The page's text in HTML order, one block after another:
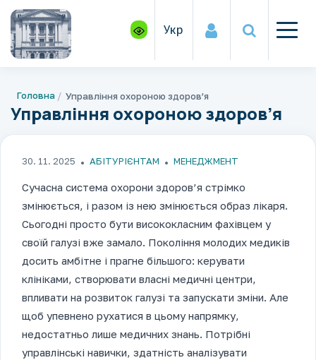
Укр
Головна Управління охороною здоров’я
Управління охороною здоров’я
30. 11. 2025 АБІТУРІЄНТАМ МЕНЕДЖМЕНТ
Сучасна система охорони здоров’я стрімко
змінюється, і разом із нею змінюється образ лікаря.
Сьогодні просто бути висококласним фахівцем у
своїй галузі вже замало. Покоління молодих медиків
досить амбітне і прагне більшого: керувати
клініками, створювати власні медичні центри,
впливати на розвиток галузі та запускати зміни. Але
щоб упевнено рухатися в цьому напрямку,
недостатньо лише медичних знань. Потрібні
управлінські навички, здатність аналізувати